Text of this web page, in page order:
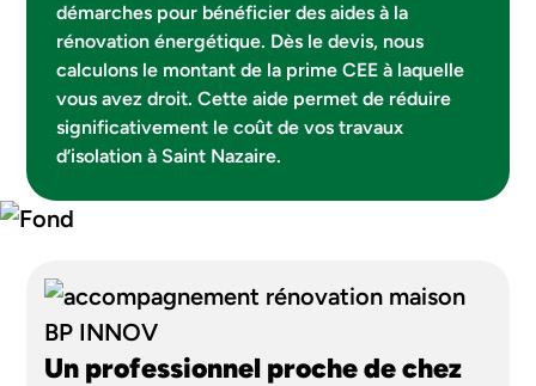
démarches pour bénéficier des aides à la
rénovation énergétique. Dès le devis, nous
calculons le montant de la prime CEE à laquelle
vous avez droit. Cette aide permet de réduire
significativement le coût de vos travaux
d’isolation à Saint Nazaire.
Un professionnel proche de chez